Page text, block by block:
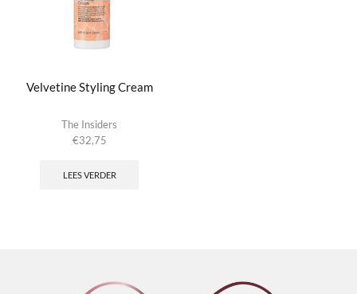
Velvetine Styling Cream
The Insiders
€32,75
LEES VERDER